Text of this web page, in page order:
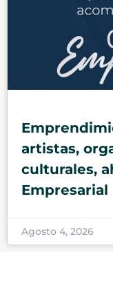
artistas,
culturales,
Empresarial
Agosto 4, 2026